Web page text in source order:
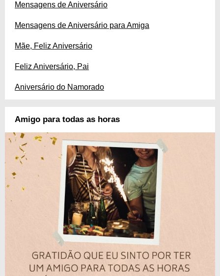
Mensagens de Aniversário
Mensagens de Aniversário para Amiga
Mãe, Feliz Aniversário
Feliz Aniversário, Pai
Aniversário do Namorado
Amigo para todas as horas